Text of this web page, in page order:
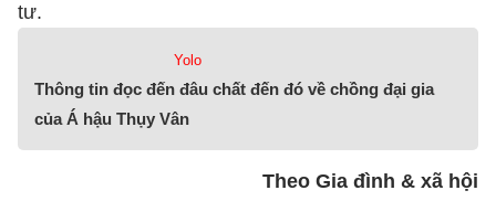
tư.
Yolo
Thông tin đọc đến đâu chất đến đó về chồng đại gia
của Á hậu Thụy Vân
Theo Gia đình & xã hội